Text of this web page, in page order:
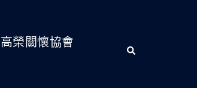
高榮關懷協會